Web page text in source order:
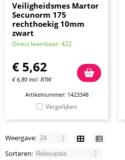
Veiligheidsmes Martor
Secunorm 175
rechthoekig 10mm
zwart
Direct leverbaar: 422
€ 5,62
€6,80 Incl. BTW
Artikelnummer: 1423348
Vergelijken
Weergave:
Sorteren: